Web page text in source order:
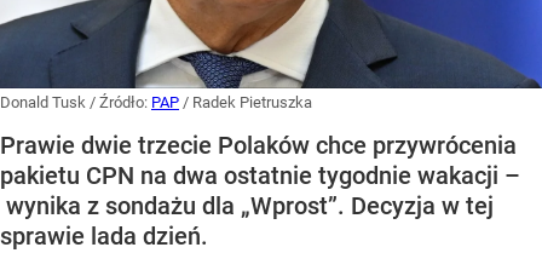
Donald Tusk / Źródło: PAP / Radek Pietruszka
Prawie dwie trzecie Polaków chce przywrócenia
pakietu CPN na dwa ostatnie tygodnie wakacji –
wynika z sondażu dla „Wprost”. Decyzja w tej
sprawie lada dzień.